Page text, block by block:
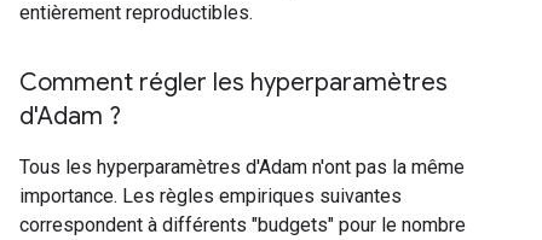
entièrement reproductibles.
Comment régler les hyperparamètres
d'Adam ?
Tous les hyperparamètres d'Adam n'ont pas la même
importance. Les règles empiriques suivantes
correspondent à différents "budgets" pour le nombre